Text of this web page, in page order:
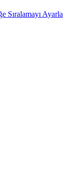
Sıralamayı Ayarla